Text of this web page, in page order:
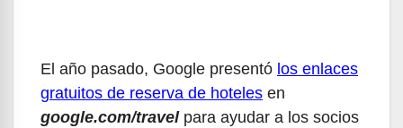
El año pasado, Google presentó los enlaces
gratuitos de reserva de hoteles en
google.com/travelpara ayudar a los socios